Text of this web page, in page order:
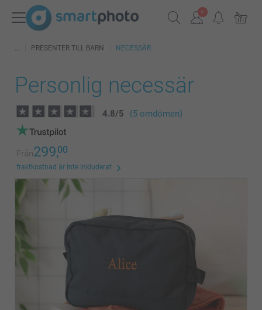
PRESENTER TILL BARN NECESSÄR
Personlig necessär
4.8/5 (5 omdömen)
Från299,00
fraktkostnad är inte inkluderat